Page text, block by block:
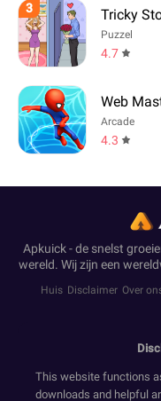
3 Tricky
Puzzel
4.7
Arcade
4.3
Apkuick - de snelst
wereld. Wij zijn een
Huis Disclaimer Over
This website functions
downloads and helpful